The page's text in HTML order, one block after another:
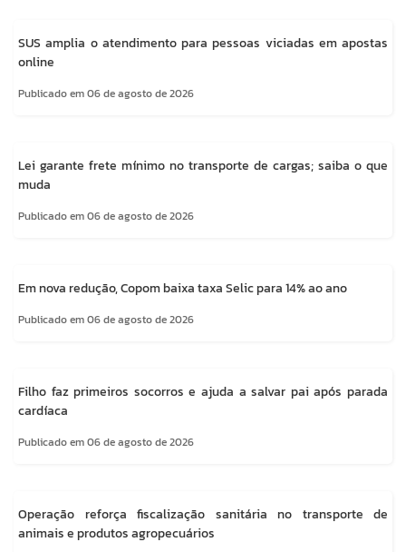
SUS amplia o atendimento para pessoas viciadas em apostas
online
Publicado em 06 de agosto de 2026
Lei garante frete mínimo no transporte de cargas; saiba o que
muda
Publicado em 06 de agosto de 2026
Em nova redução, Copom baixa taxa Selic para 14% ao ano
Publicado em 06 de agosto de 2026
Filho faz primeiros socorros e ajuda a salvar pai após parada
cardíaca
Publicado em 06 de agosto de 2026
Operação reforça fiscalização sanitária no transporte de
animais e produtos agropecuários